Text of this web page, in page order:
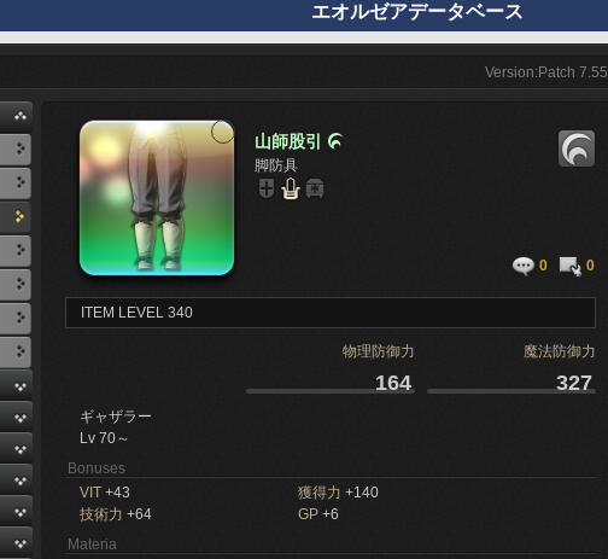
エオルゼアデータベース
Version:Patch 7.55
山師股引 
脚防具
0 0
ITEM LEVEL 340
物理防御力 魔法防御力
164 327
ギャザラー
Lv 70～
Bonuses
VIT +43 獲得力 +140
技術力 +64 GP +6
Materia